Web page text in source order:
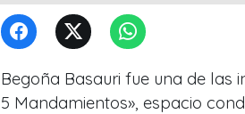
Begoña Basauri fue una de las
5 Mandamientos», espacio